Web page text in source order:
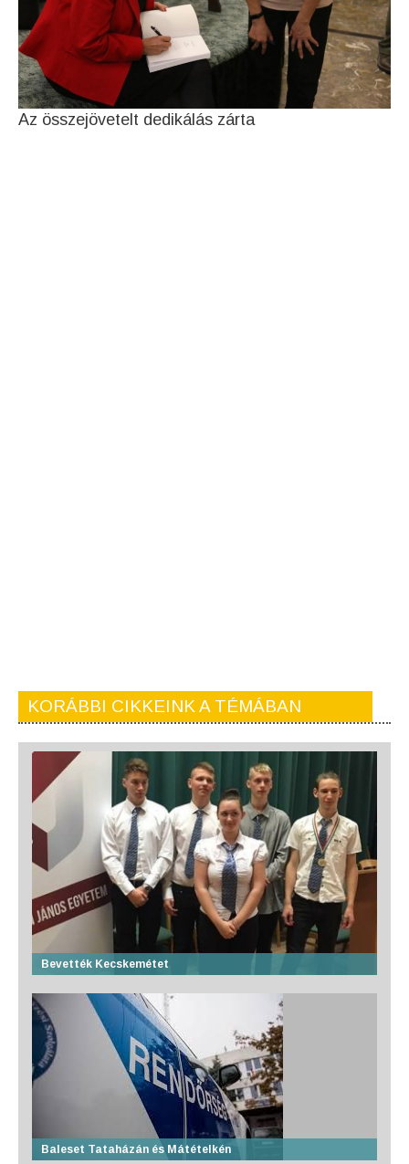
Az összejövetelt dedikálás zárta
KORÁBBI CIKKEINK A TÉMÁBAN
Bevették Kecskemétet
Baleset Tataházán és Mátételkén